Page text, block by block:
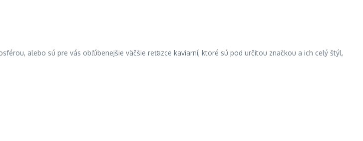
alebo sú pre vás obľúbenejšie väčšie reťazce kaviarní, ktoré sú pod určitou značkou a ich celý štýl,